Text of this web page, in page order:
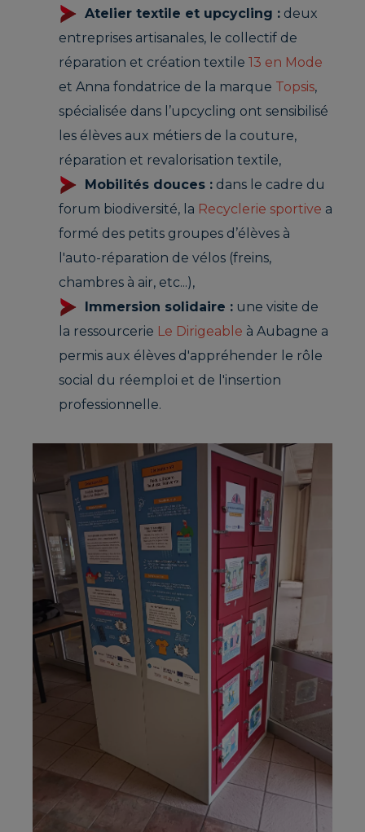
Atelier textile et upcycling : deux
entreprises artisanales, le collectif de
réparation et création textile 13 en Mode
et Anna fondatrice de la marque Topsis,
spécialisée dans l’upcycling ont sensibilisé
les élèves aux métiers de la couture,
réparation et revalorisation textile,
Mobilités douces : dans le cadre du
forum biodiversité, la Recyclerie sportive a
formé des petits groupes d’élèves à
l'auto-réparation de vélos (freins,
chambres à air, etc...),
Immersion solidaire : une visite de
la ressourcerie Le Dirigeable à Aubagne a
permis aux élèves d'appréhender le rôle
social du réemploi et de l'insertion
professionnelle.